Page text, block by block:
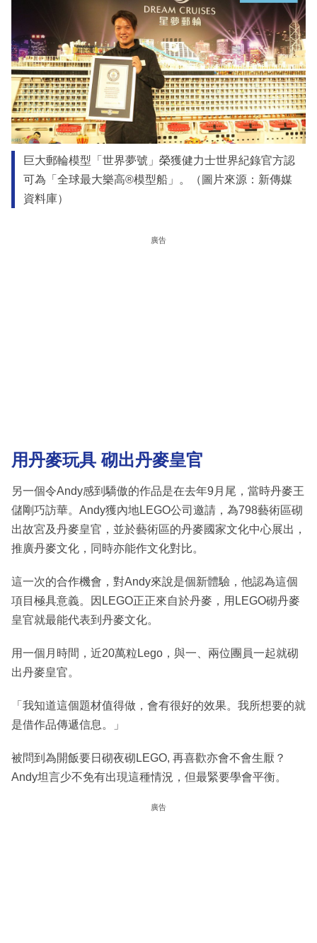
巨大郵輪模型「世界夢號」榮獲健力士世界紀錄官方認
可為「全球最大樂高®模型船」。（圖片來源：新傳媒
資料庫）
廣告
用丹麥玩具 砌出丹麥皇官
另一個令Andy感到驕傲的作品是在去年9月尾，當時丹麥王
儲剛巧訪華。Andy獲內地LEGO公司邀請，為798藝術區砌
出故宮及丹麥皇官，並於藝術區的丹麥國家文化中心展出，
推廣丹麥文化，同時亦能作文化對比。
這一次的合作機會，對Andy來說是個新體驗，他認為這個
項目極具意義。因LEGO正正來自於丹麥，用LEGO砌丹麥
皇官就最能代表到丹麥文化。
用一個月時間，近20萬粒Lego，與一、兩位團員一起就砌
出丹麥皇官。
「我知道這個題材值得做，會有很好的效果。我所想要的就
是借作品傳遞信息。」
被問到為開飯要日砌夜砌LEGO, 再喜歡亦會不會生厭？
Andy坦言少不免有出現這種情況，但最緊要學會平衡。
廣告